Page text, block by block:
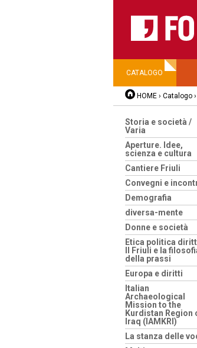
CATALOGO
HOME › Catalogo ›
Storia e società /
Varia
Aperture. Idee,
scienza e cultura
Cantiere Friuli
Convegni e
Demografia
diversa-mente
Donne e società
Etica politica
Il Friuli e la
della prassi
Europa e diritti
Italian
Archaeological
Mission to the
Kurdistan Region
Iraq (IAMKRI)
La stanza delle